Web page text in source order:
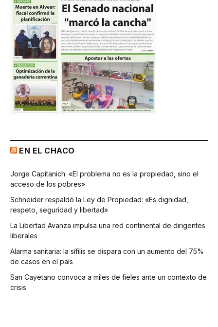
EN EL CHACO
Jorge Capitanich: «El problema no es la propiedad, sino el
acceso de los pobres»
Schneider respaldó la Ley de Propiedad: «Es dignidad,
respeto, seguridad y libertad»
La Libertad Avanza impulsa una red continental de dirigentes
liberales
Alarma sanitaria: la sífilis se dispara con un aumento del 75%
de casos en el país
San Cayetano convoca a miles de fieles ante un contexto de
crisis